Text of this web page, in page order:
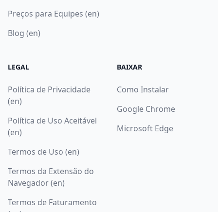
Preços para Equipes (en)
Blog (en)
LEGAL
Política de Privacidade
(en)
Política de Uso Aceitável
(en)
Termos de Uso (en)
Termos da Extensão do
Navegador (en)
Termos de Faturamento
BAIXAR
Como Instalar
Google Chrome
Microsoft Edge